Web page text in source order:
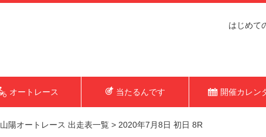
はじめて
オートレース 当たるんです 開催カレン
山陽オートレース 出走表一覧 > 2020年7月8日 初日 8R